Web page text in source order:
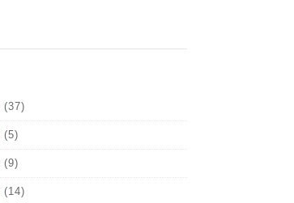
(37)
(5)
(9)
(14)